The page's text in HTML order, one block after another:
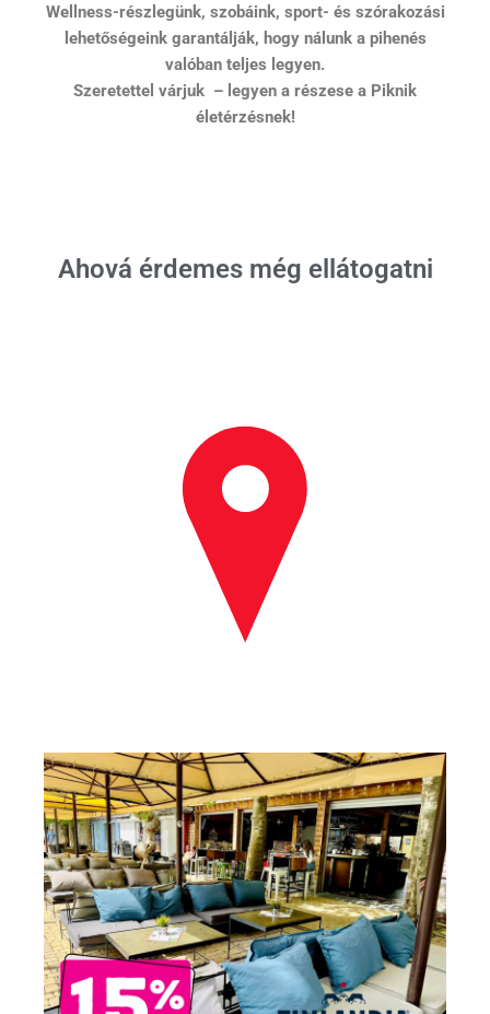
Wellness-részlegünk, szobáink, sport- és szórakozási
lehetőségeink garantálják, hogy nálunk a pihenés
valóban teljes legyen.
Szeretettel várjuk – legyen a részese a Piknik
életérzésnek!
Ahová érdemes még ellátogatni